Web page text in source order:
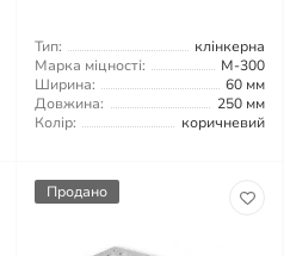
Тип:
клінкерна
Марка міцності:
М-300
Ширина:
60 мм
Довжина:
250 мм
Колір:
коричневий
Продано